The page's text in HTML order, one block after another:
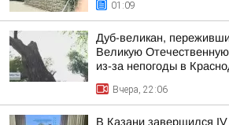
01:09
Дуб-великан,
Великую
из-за непогоды в
Вчера, 22:06
В Казани завершился